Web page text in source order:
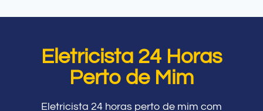
Eletricista 24 Horas
Perto de Mim
Eletricista 24 horas perto de mim com